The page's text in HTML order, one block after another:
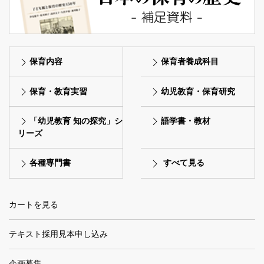
保育内容 保育者養成科目
保育・教育実習 幼児教育・保育研究
「幼児教育 知の探究」シ
リーズ
語学書・教材
各種専門書 すべて見る
カートを見る
テキスト採用見本申し込み